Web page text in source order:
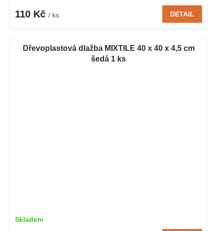
110 Kč / ks DETAIL
Dřevoplastová dlažba MIXTILE 40 x 40 x 4,5 cm
šedá 1 ks
Skladem